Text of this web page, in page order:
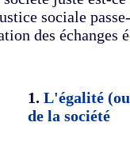
sociale
des échanges
1. L'égalité
de la société